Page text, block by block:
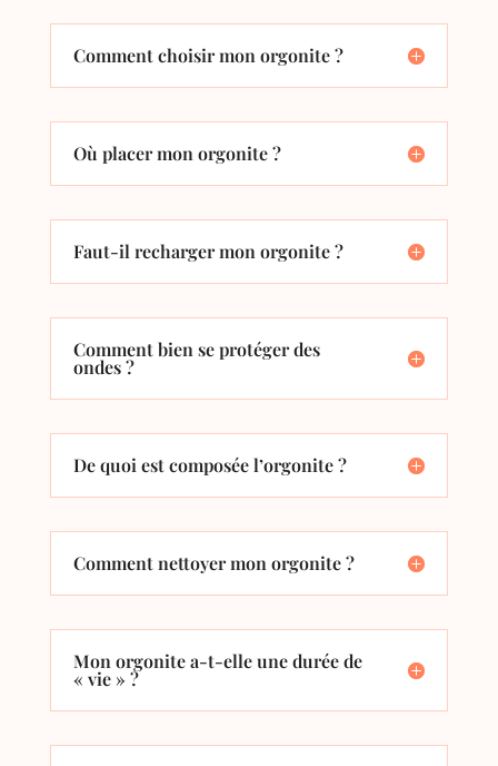
Comment choisir mon orgonite ?
Où placer mon orgonite ?
Faut-il recharger mon orgonite ?
Comment bien se protéger des
ondes ?
De quoi est composée l’orgonite ?
Comment nettoyer mon orgonite ?
Mon orgonite a-t-elle une durée de
« vie » ?